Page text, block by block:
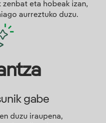
eta hobeak izan,
aurreztuko duzu.
gabe
duzu iraupena,